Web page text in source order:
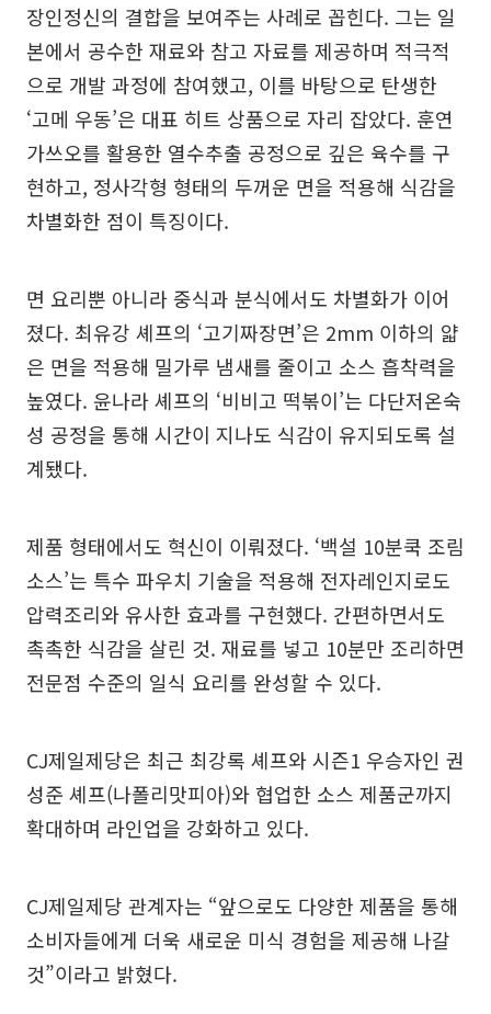
장인정신의 결합을 보여주는 사례로 꼽힌다. 그는 일
본에서 공수한 재료와 참고 자료를 제공하며 적극적
으로 개발 과정에 참여했고, 이를 바탕으로 탄생한
‘고메 우동’은 대표 히트 상품으로 자리 잡았다. 훈연
가쓰오를 활용한 열수추출 공정으로 깊은 육수를 구
현하고, 정사각형 형태의 두꺼운 면을 적용해 식감을
차별화한 점이 특징이다.
면 요리뿐 아니라 중식과 분식에서도 차별화가 이어
졌다. 최유강 셰프의 ‘고기짜장면’은 2mm 이하의 얇
은 면을 적용해 밀가루 냄새를 줄이고 소스 흡착력을
높였다. 윤나라 셰프의 ‘비비고 떡볶이’는 다단저온숙
성 공정을 통해 시간이 지나도 식감이 유지되도록 설
계됐다.
제품 형태에서도 혁신이 이뤄졌다. ‘백설 10분쿡 조림
소스’는 특수 파우치 기술을 적용해 전자레인지로도
압력조리와 유사한 효과를 구현했다. 간편하면서도
촉촉한 식감을 살린 것. 재료를 넣고 10분만 조리하면
전문점 수준의 일식 요리를 완성할 수 있다.
CJ제일제당은 최근 최강록 셰프와 시즌1 우승자인 권
성준 셰프(나폴리맛피아)와 협업한 소스 제품군까지
확대하며 라인업을 강화하고 있다.
CJ제일제당 관계자는 “앞으로도 다양한 제품을 통해
소비자들에게 더욱 새로운 미식 경험을 제공해 나갈
것”이라고 밝혔다.